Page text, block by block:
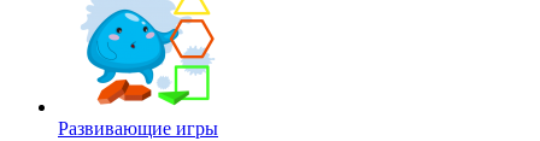
Развивающие игры